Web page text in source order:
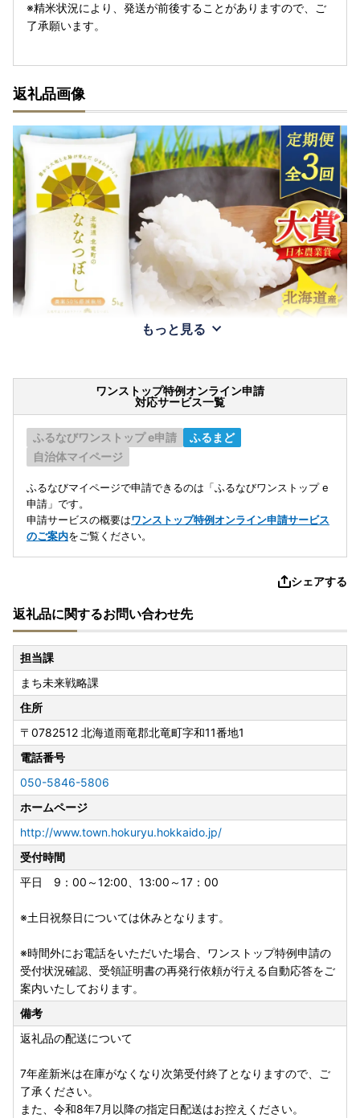
※精米状況により、発送が前後することがありますので、ご
了承願います。
返礼品画像
もっと見る
ワンストップ特例オンライン申請
対応サービス一覧
ふるなびワンストップ e申請
ふるまど
自治体マイページ
ふるなびマイページで申請できるのは「ふるなびワンストップ e
申請」です。
申請サービスの概要はワンストップ特例オンライン申請サービス
のご案内をご覧ください。
シェアする
返礼品に関するお問い合わせ先
担当課
まち未来戦略課
住所
〒0782512 北海道雨竜郡北竜町字和11番地1
電話番号
050-5846-5806
ホームページ
http://www.town.hokuryu.hokkaido.jp/
受付時間
平日 9：00～12:00、13:00～17：00
※土日祝祭日については休みとなります。
※時間外にお電話をいただいた場合、ワンストップ特例申請の
受付状況確認、受領証明書の再発行依頼が行える自動応答をご
案内いたしております。
備考
返礼品の配送について
7年産新米は在庫がなくなり次第受付終了となりますので、ご
了承ください。
また、令和8年7月以降の指定日配送はお控えください。